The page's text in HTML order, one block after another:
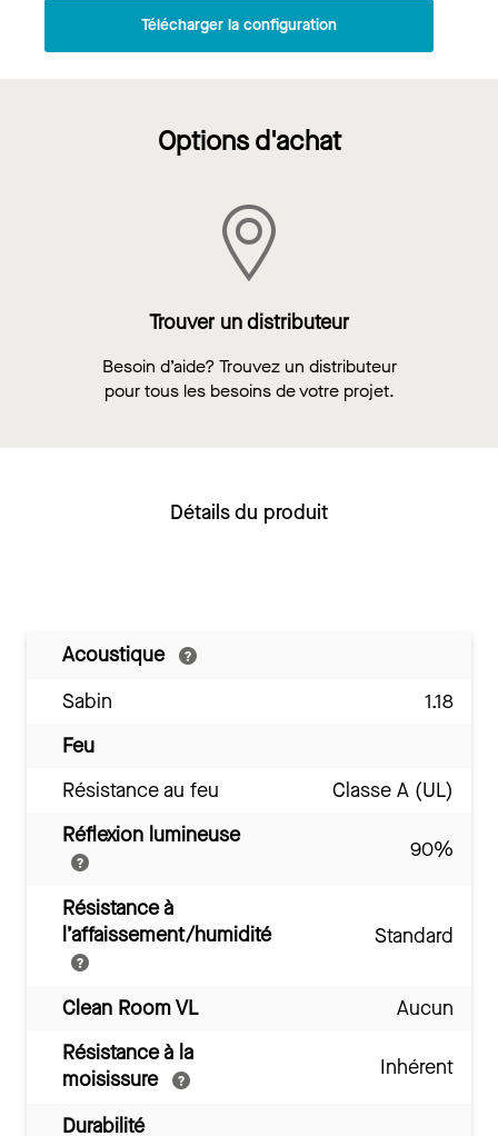
Télécharger la configuration
Options d'achat
Trouver un distributeur
Besoin d’aide? Trouvez un distributeur
pour tous les besoins de votre projet.
Détails du produit
Acoustique
Sabin
1.18
Feu
Résistance au feu
Classe A (UL)
Réflexion lumineuse
90%
Résistance à
l’affaissement/humidité
Standard
Clean Room VL
Aucun
Résistance à la
moisissure
Inhérent
Durabilité